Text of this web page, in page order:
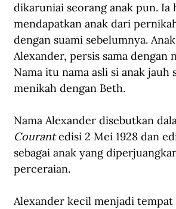
dikaruniai seorang anak pun. Ia
mendapatkan anak dari
dengan suami sebelumnya.
Alexander, persis sama dengan
Nama itu nama asli si anak jauh
menikah dengan Beth.
Nama Alexander disebutkan
Courant edisi 2 Mei 1928 dan
sebagai anak yang
perceraian.
Alexander kecil menjadi tempat